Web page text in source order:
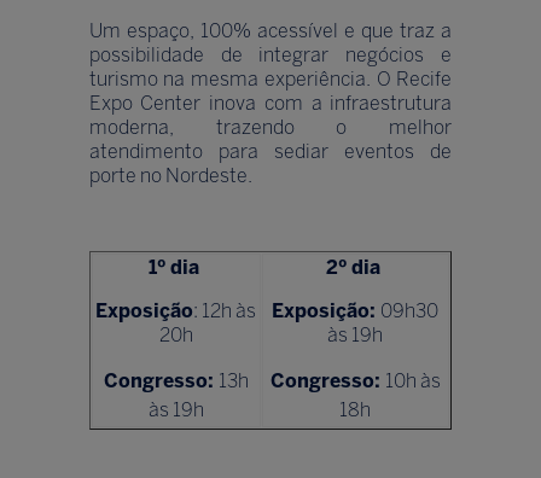
Um espaço, 100% acessível e que traz a
possibilidade de integrar negócios e
turismo na mesma experiência. O Recife
Expo Center inova com a infraestrutura
moderna, trazendo o melhor
atendimento para sediar eventos de
porte no Nordeste.
1º dia
Exposição: 12h às
20h
Congresso: 13h
às 19h
2º dia
Exposição: 09h30
às 19h
Congresso: 10h às
18h